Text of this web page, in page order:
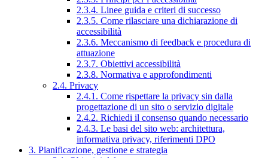
2.3.4. Linee guida e criteri di successo
2.3.5. Come rilasciare una dichiarazione di
accessibilità
2.3.6. Meccanismo di feedback e procedura di
attuazione
2.3.7. Obiettivi accessibilità
2.3.8. Normativa e approfondimenti
2.4. Privacy
2.4.1. Come rispettare la privacy sin dalla
progettazione di un sito o servizio digitale
2.4.2. Richiedi il consenso quando necessario
2.4.3. Le basi del sito web: architettura,
informativa privacy, riferimenti DPO
3. Pianificazione, gestione e strategia